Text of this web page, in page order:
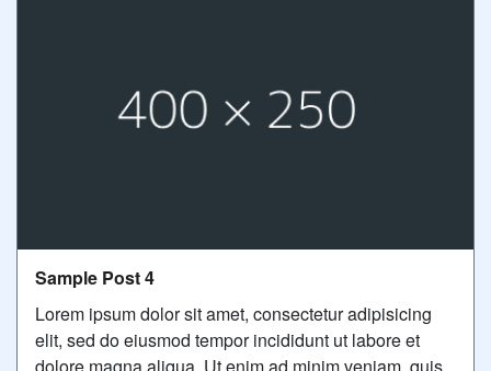
Sample Post 4
Lorem ipsum dolor sit amet, consectetur adipisicing
elit, sed do eiusmod tempor incididunt ut labore et